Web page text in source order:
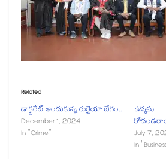
Related
డాక్టరేట్ అందుకున్న రుకైయా బేగం..
December 1, 2024
In "Crime"
July 7,
In